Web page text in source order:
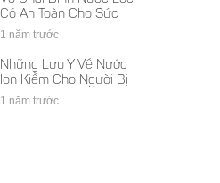
Có An Toàn Cho Sức
Khỏe Mọi Người
1 năm trước
Những Lưu Ý Về Nước
Ion Kiềm Cho Người Bị
Gout
1 năm trước